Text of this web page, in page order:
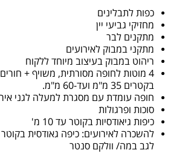
כפות לתבלינים
מחזיקי גביעי יין
מתקנים לבר
מתקני במבוק לאירועים
ריהוט במבוק בעיצוב מיוחד ללקוח
4 מוטות לחופה מסורתית, משויף +
בקטרים 35 מ"מ ועד-60 מ"מ.
חופה עומדת עם מסגרת למעלה לגני
סוכות ופרגולות
כיפות גיאודסיות בקוטר עד 10 מ'
לגב במה/ וולקם סנטר